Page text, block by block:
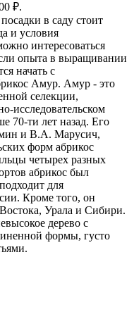
₽.
в саду стоит
и условия
интересоваться
опыта в выращивании
начать с
Амур. Амур - это
селекции,
исследовательском
70-ти лет назад. Его
и В.А. Марусич,
форм абрикос
четырех разных
абрикос был
для
Кроме того, он
Урала и Сибири.
дерево с
формы, густо